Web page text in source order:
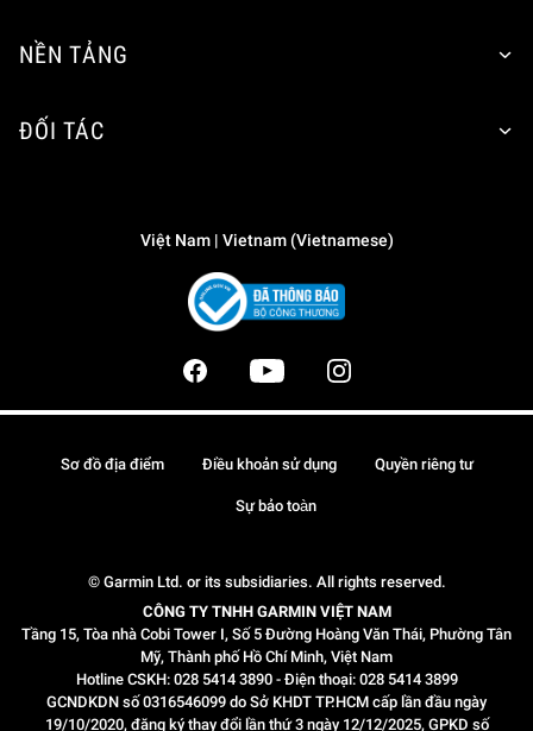
NỀN TẢNG
ĐỐI TÁC
Việt Nam | Vietnam (Vietnamese)
© Garmin Ltd. or its subsidiaries. All rights reserved.
CÔNG TY TNHH GARMIN VIỆT NAM
Tầng 15, Tòa nhà Cobi Tower I, Số 5 Đường Hoàng Văn Thái, Phường Tân
Mỹ, Thành phố Hồ Chí Minh, Việt Nam
Hotline CSKH: 028 5414 3890 - Điện thoại: 028 5414 3899
GCNDKDN số 0316546099 do Sở KHDT TP.HCM cấp lần đầu ngày
19/10/2020, đăng ký thay đổi lần thứ 3 ngày 12/12/2025, GPKD số
Sơ đồ địa điểm Điều khoản sử dụng Quyền riêng tư
Sự bảo toàn